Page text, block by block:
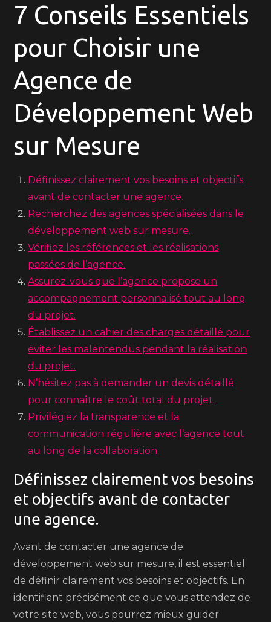
7 Conseils Essentiels
pour Choisir une
Agence de
Développement Web
sur Mesure
Définissez clairement vos besoins et objectifs
avant de contacter une agence.
Recherchez des agences spécialisées dans le
développement web sur mesure.
Vérifiez les références et les réalisations
passées de l’agence.
Assurez-vous que l’agence propose un
accompagnement personnalisé tout au long
du projet.
Établissez un cahier des charges détaillé pour
éviter les malentendus pendant la réalisation
du projet.
N’hésitez pas à demander un devis détaillé
pour connaître le coût total du projet.
Privilégiez la transparence et la
communication régulière avec l’agence tout
au long de la collaboration.
Définissez clairement vos besoins
et objectifs avant de contacter
une agence.
Avant de contacter une agence de
développement web sur mesure, il est essentiel
de définir clairement vos besoins et objectifs. En
identifiant précisément ce que vous attendez de
votre site web, vous pourrez mieux guider